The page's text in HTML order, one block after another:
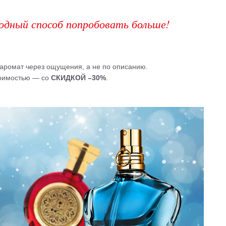
способ попробовать больше!
аромат через ощущения, а не по описанию.
— со СКИДКОЙ –30%.